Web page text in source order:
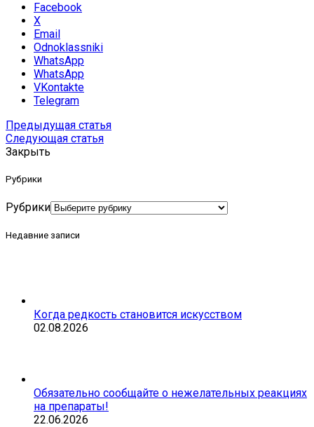
Facebook
X
Email
Odnoklassniki
WhatsApp
WhatsApp
VKontakte
Telegram
Предыдущая статья
Следующая статья
Закрыть
Рубрики
Рубрики
Недавние записи
Когда редкость становится искусством
02.08.2026
Обязательно сообщайте о нежелательных реакциях
на препараты!
22.06.2026